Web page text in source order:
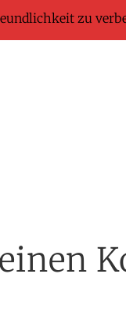
zu